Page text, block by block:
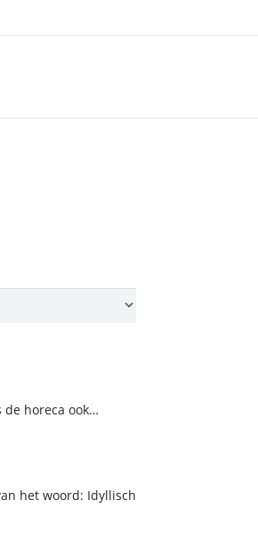
de horeca ook…
het woord: Idyllisch